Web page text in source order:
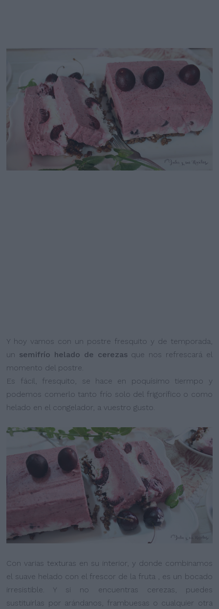
Y hoy vamos con un postre fresquito y de temporada,
un semifrío helado de cerezasque nos refrescará el
momento del postre.
Es fácil, fresquito, se hace en poquísimo tiermpo y
podemos comerlo tanto frío solo del frigorífico o como
helado en el congelador, a vuestro gusto.
Con varias texturas en su interior, y donde combinamos
el suave helado con el frescor de la fruta , es un bocado
irresistible. Y si no encuentras cerezas, puedes
sustituirlas por arándanos, frambuesas o cualquier otra